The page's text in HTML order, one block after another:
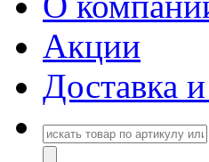
Акции
Доставка